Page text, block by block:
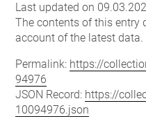
Last updated on
The contents of this entry
account of the latest data.
Permalink: https://
94976
JSON Record: https://
10094976.json